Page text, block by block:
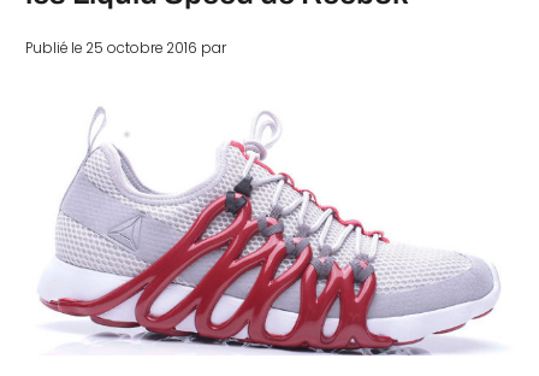
Publié le 25 octobre 2016 par